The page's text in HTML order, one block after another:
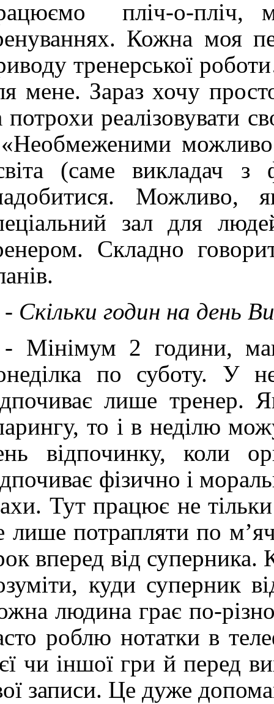
пліч-о-пліч,
Кожна моя
тренерської
мене. Зараз хочу
потрохи реалізовувати
(саме викладач з
Можливо,
зал для
Складно
- Скільки годин на день
- Мінімум 2 години,
по суботу. У
лише тренер.
то і в неділю
відпочинку, коли
фізично і
Тут працює не
лише потрапляти по
вперед від
куди суперник
людина грає по-
роблю нотатки в
чи іншої гри й перед
записи. Це дуже